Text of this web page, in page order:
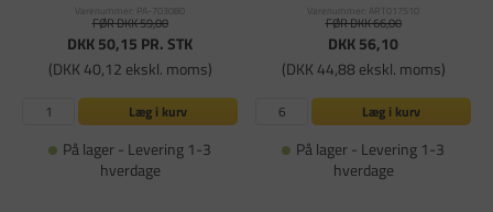
Varenummer: PA-703080
FØR DKK 59,00
DKK 50,15 PR. STK
(DKK 40,12 ekskl. moms)
Læg i kurv
På lager - Levering 1-3
hverdage
Varenummer: ART017510
FØR DKK 66,00
DKK 56,10
(DKK 44,88 ekskl. moms)
Læg i kurv
På lager - Levering 1-3
hverdage